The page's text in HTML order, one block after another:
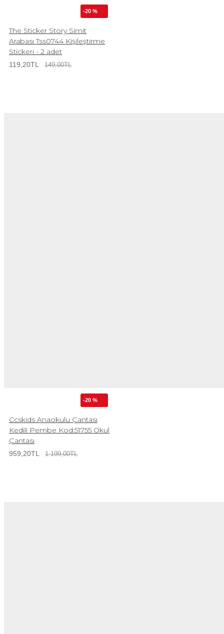
-20 %
The Sticker Story Simit
Arabası Tss0744 Kişileştirme
Stickerı - 2 adet
119,20TL 149,00TL
-20 %
Ccskids Anaokulu Çantası
Kedili Pembe Kod:51755 Okul
Çantası
959,20TL 1.199,00TL